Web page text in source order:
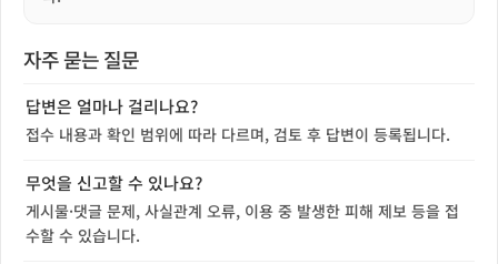
자주 묻는 질문
답변은 얼마나 걸리나요?
접수 내용과 확인 범위에 따라 다르며, 검토 후 답변이 등록됩니다.
무엇을 신고할 수 있나요?
게시물·댓글 문제, 사실관계 오류, 이용 중 발생한 피해 제보 등을 접
수할 수 있습니다.